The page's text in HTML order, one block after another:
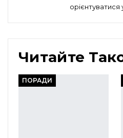
орієнтуватися
Читайте
ПОРАДИ